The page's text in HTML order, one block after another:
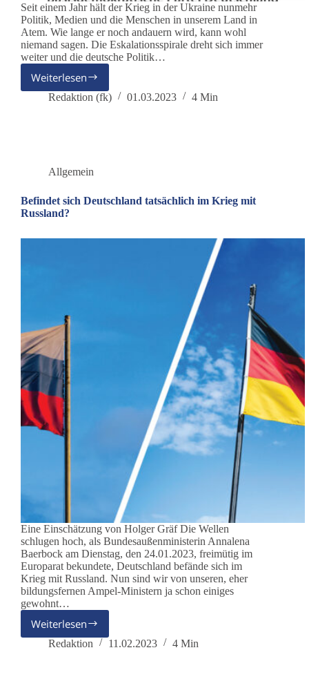
Seit einem Jahr hält der Krieg in der Ukraine nunmehr
Politik, Medien und die Menschen in unserem Land in
Atem. Wie lange er noch andauern wird, kann wohl
niemand sagen. Die Eskalationsspirale dreht sich immer
weiter und die deutsche Politik…
WeiterlesenBundesweiter
Aktionstag
Redaktion (fk) 01.03.2023 4 Min
Allgemein
Befindet sich Deutschland tatsächlich im Krieg mit
Russland?
Eine Einschätzung von Holger Gräf Die Wellen
schlugen hoch, als Bundesaußenministerin Annalena
Baerbock am Dienstag, den 24.01.2023, freimütig im
Europarat bekundete, Deutschland befände sich im
Krieg mit Russland. Nun sind wir von unseren, eher
bildungsfernen Ampel-Ministern ja schon einiges
gewohnt…
Weiterlesen
Befindet
sich
Redaktion 11.02.2023 4 Min